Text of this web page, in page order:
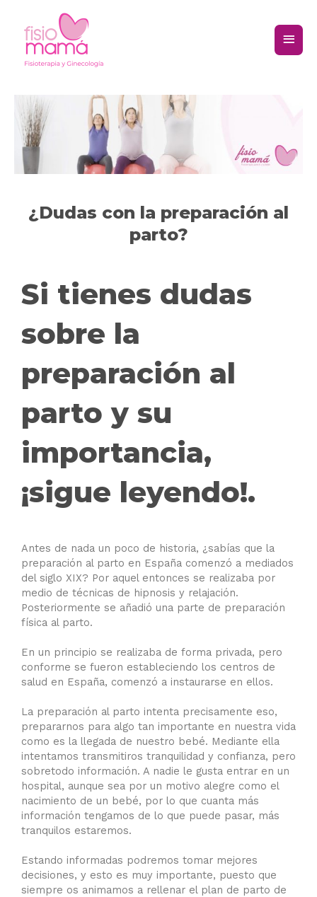
¿Dudas con la preparación al
parto?
Si tienes dudas
sobre la
preparación al
parto y su
importancia,
¡sigue leyendo!.
Antes de nada un poco de historia, ¿sabías que la
preparación al parto en España comenzó a mediados
del siglo XIX? Por aquel entonces se realizaba por
medio de técnicas de hipnosis y relajación.
Posteriormente se añadió una parte de preparación
física al parto.
En un principio se realizaba de forma privada, pero
conforme se fueron estableciendo los centros de
salud en España, comenzó a instaurarse en ellos.
La preparación al parto intenta precisamente eso,
prepararnos para algo tan importante en nuestra vida
como es la llegada de nuestro bebé. Mediante ella
intentamos transmitiros tranquilidad y confianza, pero
sobretodo información. A nadie le gusta entrar en un
hospital, aunque sea por un motivo alegre como el
nacimiento de un bebé, por lo que cuanta más
información tengamos de lo que puede pasar, más
tranquilos estaremos.
Estando informadas podremos tomar mejores
decisiones, y esto es muy importante, puesto que
siempre os animamos a rellenar el plan de parto de